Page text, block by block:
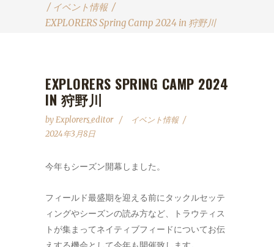
/ イベント情報 /
EXPLORERS Spring Camp 2024 in 狩野川
EXPLORERS SPRING CAMP 2024
IN 狩野川
byExplorers_editor
イベント情報
2024年3月8日
今年もシーズン開幕しました。
フィールド最盛期を迎える前にタックルセッテ
ィングやシーズンの読み方など、トラウティス
トが集まってネイティブフィードについてお伝